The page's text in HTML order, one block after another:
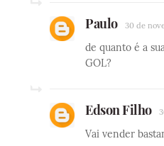
Paulo 30 de
de quanto é a
GOL?
Edson Filho
Vai vender